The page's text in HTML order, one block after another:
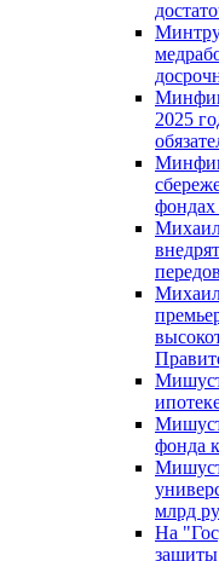
2025
фонда
млрд
На